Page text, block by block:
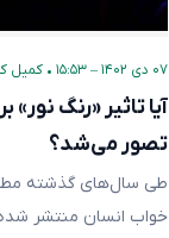
۰۷ دی ۱۴۰۲ – ۱۵:۵۳ •کمیل
آیا تاثیر «رنگ
تصور می‌شد؟
طی سال‌های گذشته
خواب انسان منتشر